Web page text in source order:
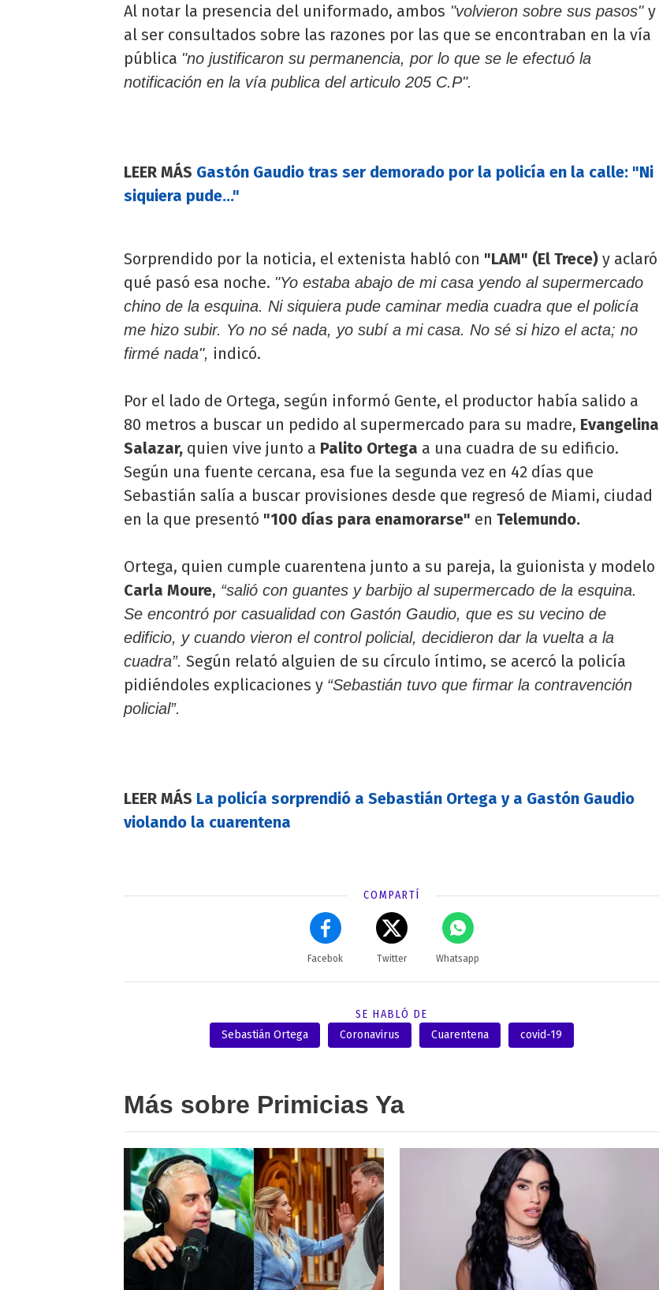
Al notar la presencia del uniformado, ambos "volvieron sobre sus pasos" y
al ser consultados sobre las razones por las que se encontraban en la vía
pública "no justificaron su permanencia, por lo que se le efectuó la
notificación en la vía publica del articulo 205 C.P".
LEER MÁS Gastón Gaudio tras ser demorado por la policía en la calle: "Ni
siquiera pude..."
Sorprendido por la noticia, el extenista habló con "LAM" (El Trece) y aclaró
qué pasó esa noche. "Yo estaba abajo de mi casa yendo al supermercado
chino de la esquina. Ni siquiera pude caminar media cuadra que el policía
me hizo subir. Yo no sé nada, yo subí a mi casa. No sé si hizo el acta; no
firmé nada", indicó.
Por el lado de Ortega, según informó Gente, el productor había salido a
80 metros a buscar un pedido al supermercado para su madre, Evangelina
Salazar, quien vive junto a Palito Ortega a una cuadra de su edificio.
Según una fuente cercana, esa fue la segunda vez en 42 días que
Sebastián salía a buscar provisiones desde que regresó de Miami, ciudad
en la que presentó "100 días para enamorarse" en Telemundo.
Ortega, quien cumple cuarentena junto a su pareja, la guionista y modelo
Carla Moure, “salió con guantes y barbijo al supermercado de la esquina.
Se encontró por casualidad con Gastón Gaudio, que es su vecino de
edificio, y cuando vieron el control policial, decidieron dar la vuelta a la
cuadra”. Según relató alguien de su círculo íntimo, se acercó la policía
pidiéndoles explicaciones y “Sebastián tuvo que firmar la contravención
policial”.
LEER MÁS La policía sorprendió a Sebastián Ortega y a Gastón Gaudio
violando la cuarentena
COMPARTÍ
Facebok Twitter Whatsapp
SE HABLÓ DE
Sebastián Ortega
Coronavirus Cuarentena covid-19
Más sobre Primicias Ya